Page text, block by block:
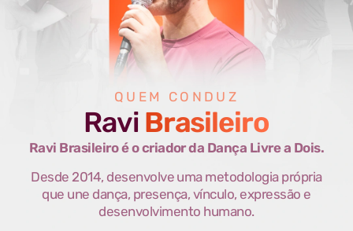
QUEM CONDUZ
Ravi Brasileiro
Ravi Brasileiro é o criador da Dança Livre a Dois.
Desde 2014, desenvolve uma metodologia própria
que une dança, presença, vínculo, expressão e
desenvolvimento humano.